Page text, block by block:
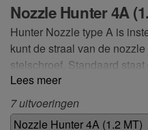
Nozzle Hunter 4A
Hunter Nozzle type A is
kunt de straal van de
stelschroef. Standaard
maximale straal. Om het
een maximale reductie van
Lees meer
7 uitvoeringen